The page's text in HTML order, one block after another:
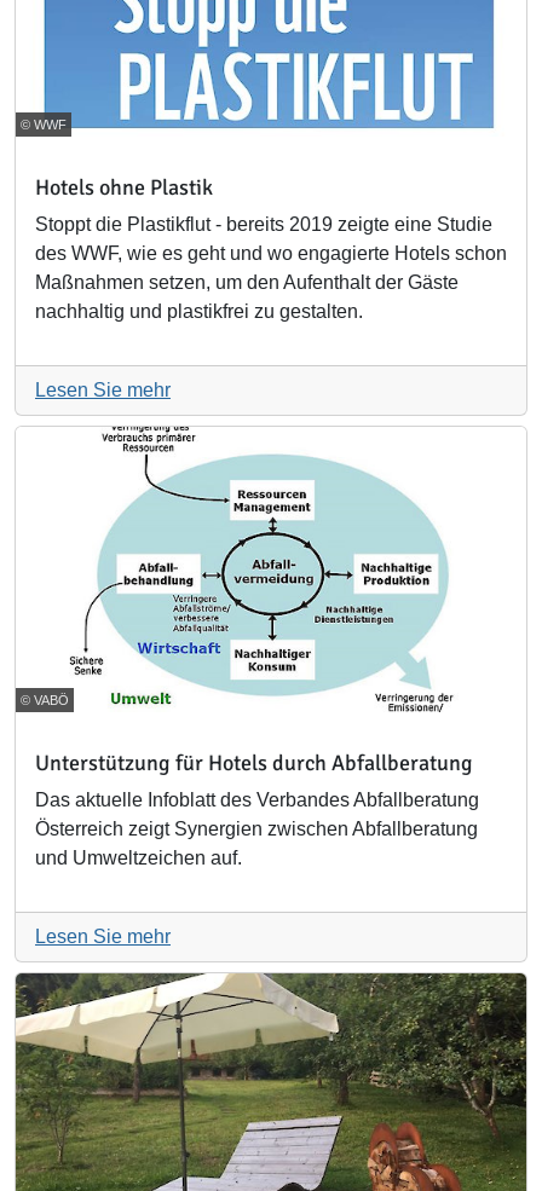
© WWF
Hotels ohne Plastik
Stoppt die Plastikflut - bereits 2019 zeigte eine Studie
des WWF, wie es geht und wo engagierte Hotels schon
Maßnahmen setzen, um den Aufenthalt der Gäste
nachhaltig und plastikfrei zu gestalten.
Lesen Sie mehr
© VABÖ
Unterstützung für Hotels durch Abfallberatung
Das aktuelle Infoblatt des Verbandes Abfallberatung
Österreich zeigt Synergien zwischen Abfallberatung
und Umweltzeichen auf.
Lesen Sie mehr